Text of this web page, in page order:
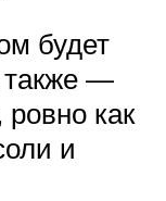
будет
также —
как
и